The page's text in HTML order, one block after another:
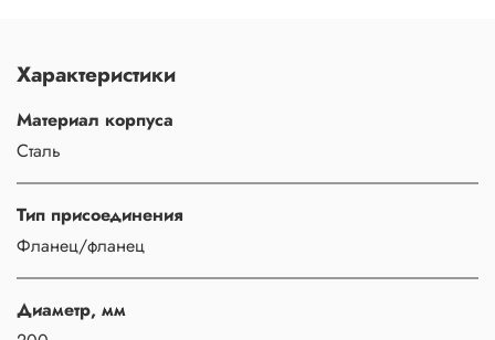
Характеристики
Материал корпуса
Сталь
Тип присоединения
Фланец/фланец
Диаметр, мм